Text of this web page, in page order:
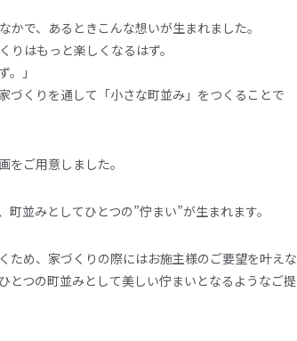
で、あるときこんな想いが生まれました。
りはもっと楽しくなるはず。
」
づくりを通して「小さな町並み」をつくることで
ご用意しました。
並みとしてひとつの”佇まい”が生まれます。
ため、家づくりの際にはお施主様のご要望を叶えな
とつの町並みとして美しい佇まいとなるようなご提